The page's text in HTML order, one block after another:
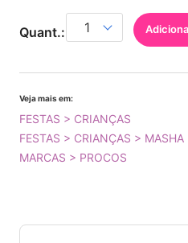
Quant.:
Veja mais em:
FESTAS > CRIANÇAS
FESTAS > CRIANÇAS > MASHA
MARCAS > PROCOS